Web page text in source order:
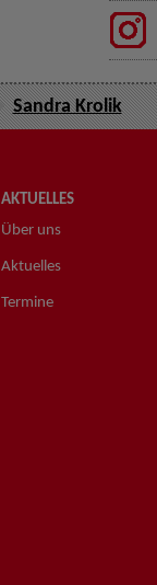
Sandra Krolik
AKTUELLES
Über uns
Aktuelles
Termine